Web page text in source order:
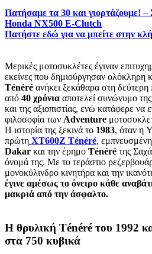
Πατήσαμε τα 30 και γιορτάζουμε!
Honda NX500 E-Clutch
Πατήστε εδώ για να μπείτε στην
Μερικές μοτοσυκλέτες έγιναν
εκείνες που δημιούργησαν ολόκληρη
Ténéré ανήκει ξεκάθαρα στη
από 40 χρόνια αποτελεί συνώνυμο της
και της αξιοπιστίας, ενώ κατάφερε να
φιλοσοφία των Adventure
Η ιστορία της ξεκινά το 1983, όταν η
πρώτη XT600Z Ténéré,
Dakar και την έρημο Ténéré της
όνομά της. Με το τεράστιο
μονοκύλινδρο κινητήρα και την
έγινε αμέσως το όνειρο κάθε
μακριά από την άσφαλτο.
Η θρυλική Ténéré του 1992
στα 750 κυβικά